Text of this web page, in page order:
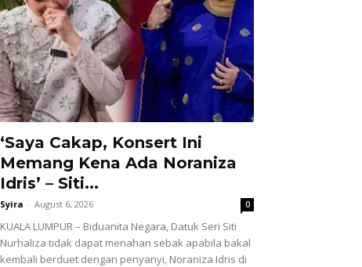
‘Saya Cakap, Konsert Ini
Memang Kena Ada Noraniza
Idris’ – Siti...
Syira - August 6, 2026 0
KUALA LUMPUR – Biduanita Negara, Datuk Seri Siti
Nurhaliza tidak dapat menahan sebak apabila bakal
kembali berduet dengan penyanyi, Noraniza Idris di